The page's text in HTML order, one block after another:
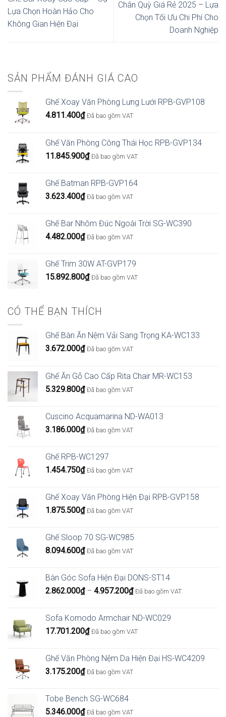
SẢN PHẨM ĐÁNH GIÁ CAO
Ghế Xoay Văn Phòng Lưng Lưới RPB-GVP108
4.811.400₫ Đã bao gồm VAT
Ghế Văn Phòng Công Thái Học RPB-GVP134
11.845.900₫ Đã bao gồm VAT
Ghế Batman RPB-GVP164
3.623.400₫ Đã bao gồm VAT
Ghế Bar Nhôm Đúc Ngoài Trời SG-WC390
4.482.000₫ Đã bao gồm VAT
Ghế Trim 30W AT-GVP179
15.892.800₫ Đã bao gồm VAT
CÓ THỂ BẠN THÍCH
Ghế Bàn Ăn Nệm Vải Sang Trọng KA-WC133
3.672.000₫ Đã bao gồm VAT
Ghế Ăn Gỗ Cao Cấp Rita Chair MR-WC153
5.329.800₫ Đã bao gồm VAT
Cuscino Acquamarina ND-WA013
3.186.000₫ Đã bao gồm VAT
Ghế RPB-WC1297
1.454.750₫ Đã bao gồm VAT
Ghế Xoay Văn Phòng Hiện Đại RPB-GVP158
1.875.500₫ Đã bao gồm VAT
Ghế Sloop 70 SG-WC985
8.094.600₫ Đã bao gồm VAT
Bàn Góc Sofa Hiện Đại DONS-ST14
2.862.000₫ – 4.957.200₫Khoảng
2.862.000₫
đến
Đã bao gồm VAT
Sofa Komodo Armchair ND-WC029
17.701.200₫ Đã bao gồm VAT
Ghế Văn Phòng Nệm Da Hiện Đại HS-WC4209
3.175.200₫ Đã bao gồm VAT
Tobe Bench SG-WC684
5.346.000₫ Đã bao gồm VAT
Lựa Chọn Hoàn Hảo Cho
Không Gian Hiện Đại
Chân Quỳ Giá Rẻ 2025 – Lựa
Chọn Tối Ưu Chi Phí Cho
Doanh Nghiệp